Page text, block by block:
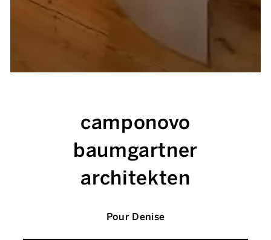
camponovo
baumgartner
architekten
Pour Denise